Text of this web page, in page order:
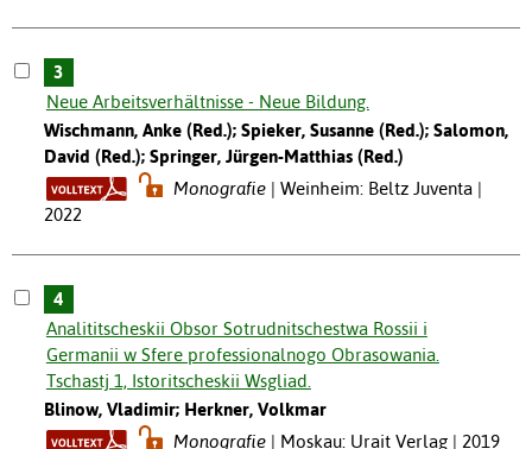
3
Neue Arbeitsverhältnisse - Neue Bildung.
Wischmann, Anke (Red.); Spieker, Susanne (Red.); Salomon,
David (Red.); Springer, Jürgen-Matthias (Red.)
Monografie
Weinheim: Beltz Juventa |
2022
4
Analititscheskii Obsor Sotrudnitschestwa Rossii i
Germanii w Sfere professionalnogo Obrasowania.
Tschastj 1, Istoritscheskii Wsgliad.
Blinow, Vladimir; Herkner, Volkmar
Monografie
Moskau: Urait Verlag | 2019